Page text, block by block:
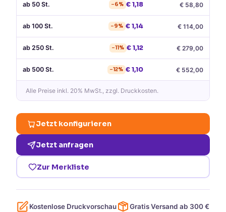
ab 50 St. −6% €1,18 € 58,80
ab 100 St. −9% €1,14 € 114,00
ab 250 St. −11% €1,12 € 279,00
ab 500 St. −12% €1,10 € 552,00
Alle Preise inkl. 20% MwSt., zzgl. Druckkosten.
Jetzt konfigurieren
Jetzt anfragen
Zur Merkliste
Kostenlose Druckvorschau Gratis Versand ab 300€